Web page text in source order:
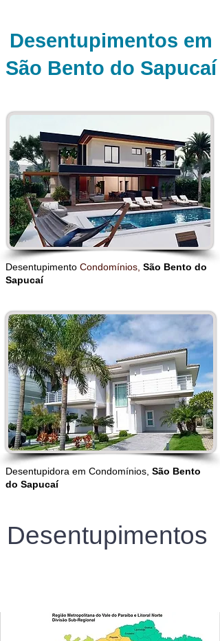
Desentupimentos em
São Bento do Sapucaí
Desentupimento Condomínios, São Bento do
Sapucaí
Desentupidora em Condomínios, São Bento
do Sapucaí
Desentupimentos